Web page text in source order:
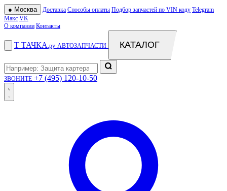
● Москва Доставка Способы оплаты Подбор запчастей по VIN коду Telegram
Макс VK
О компании Контакты
Т ТАЧКА .ру АВТОЗАПЧАСТИ КАТАЛОГ
ЗВОНИТЕ +7 (495) 120-10-50